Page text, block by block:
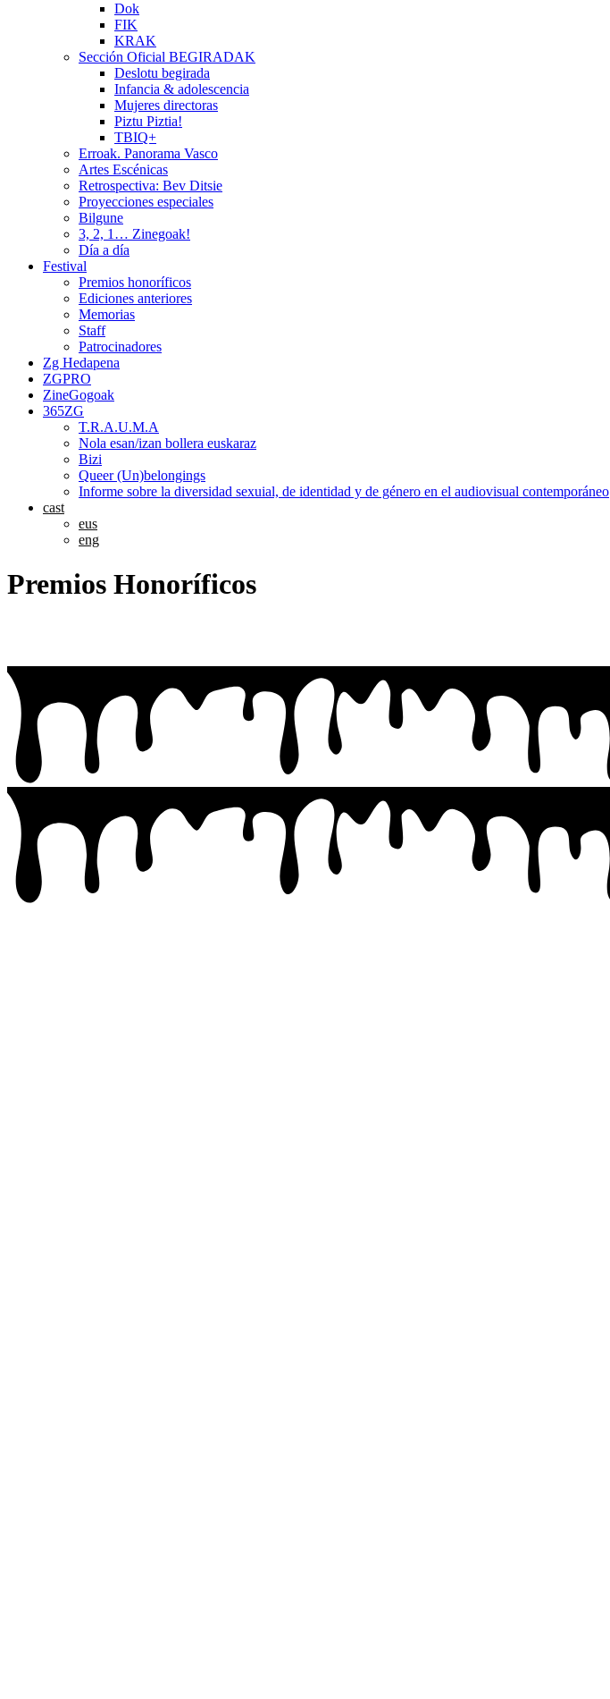
Dok
FIK
KRAK
Sección Oficial BEGIRADAK
Deslotu begirada
Infancia & adolescencia
Mujeres directoras
Piztu Piztia!
TBIQ+
Erroak. Panorama Vasco
Artes Escénicas
Retrospectiva: Bev Ditsie
Proyecciones especiales
Bilgune
3, 2, 1… Zinegoak!
Día a día
Festival
Premios honoríficos
Ediciones anteriores
Memorias
Staff
Patrocinadores
Zg Hedapena
ZGPRO
ZineGogoak
365ZG
T.R.A.U.M.A
Nola esan/izan bollera euskaraz
Bizi
Queer (Un)belongings
Informe sobre la diversidad sexuial, de identidad y de género en el audiovisual contemporáneo
cast
eus
eng
Premios Honoríficos